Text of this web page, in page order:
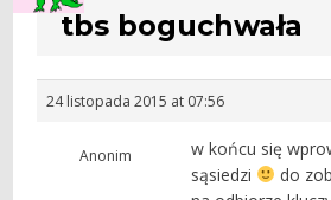
tbs boguchwała
24 listopada 2015 at 07:56
Anonim
w końcu się
sąsiedzi
do